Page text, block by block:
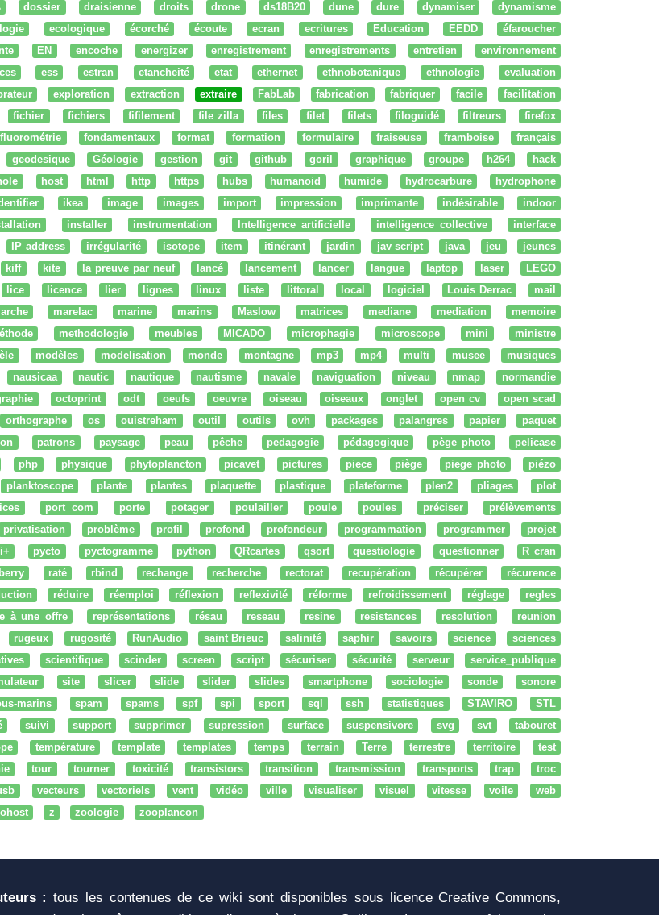
dossier draisienne droits drone ds18B20 dune dure dynamiser
dynamisme
ecologique écorché écoute ecran ecritures Education EEDD
éfaroucher
EN encoche energizer enregistrement enregistrements entretien
environnement
ess estran etancheité etat ethernet ethnobotanique ethnologie
evaluation
exploration extraction extraire FabLab fabrication fabriquer facile
facilitation
fichier fichiers fifilement file zilla files filet filets filoguidé filtreurs
firefox
fluorométrie fondamentaux format formation formulaire fraiseuse framboise
français
geodesique Géologie gestion git github goril graphique groupe h264
hack
host html http https hubs humanoid humide hydrocarbure
hydrophone
ikea image images import impression imprimante indésirable
indoor
installer instrumentation Intelligence artificielle intelligence collective
interface
IP address irrégularité isotope item itinérant jardin jav script java jeu
jeunes
kiff kite la preuve par neuf lancé lancement lancer langue laptop laser
LEGO
lice licence lier lignes linux liste littoral local logiciel Louis Derrac
mail
marelac marine marins Maslow matrices mediane mediation
memoire
methodologie meubles MICADO microphagie microscope mini
ministre
modèles modelisation monde montagne mp3 mp4 multi musee
musiques
nausicaa nautic nautique nautisme navale naviguation niveau nmap
normandie
octoprint odt oeufs oeuvre oiseau oiseaux onglet open cv
open scad
orthographe os ouistreham outil outils ovh packages palangres papier
paquet
patrons paysage peau pêche pedagogie pédagogique pège photo
pelicase
php physique phytoplancton picavet pictures piece piège piege photo
piézo
planktoscope plante plantes plaquette plastique plateforme plen2 pliages
plot
port com porte potager poulailler poule poules préciser
prélèvements
privatisation problème profil profond profondeur programmation programmer
projet
pycto pyctogramme python QRcartes qsort questiologie questionner
R cran
raté rbind rechange recherche rectorat recupération récupérer
récurence
réduire réemploi réflexion reflexivité réforme refroidissement réglage
regles
à une offre représentations résau reseau resine resistances resolution
reunion
rugeux rugosité RunAudio saint Brieuc salinité saphir savoirs science
sciences
scientifique scinder screen script sécuriser sécurité serveur
service_publique
site slicer slide slider slides smartphone sociologie sonde
sonore
marins spam spams spf spi sport sql ssh statistiques STAVIRO
STL
suivi support supprimer supression surface suspensivore svg svt
tabouret
température template templates temps terrain Terre terrestre territoire
test
tour tourner toxicité transistors transition transmission transports trap
troc
vecteurs vectoriels vent vidéo ville visualiser visuel vitesse voile
web
z zoologie zooplancon
: tous les contenues de ce wiki sont disponibles sous licence Creative Commons,